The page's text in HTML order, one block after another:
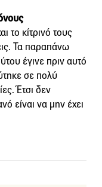
το κίτρινό τους
Τα παραπάνω
έγινε πριν αυτό
σε πολύ
Έτσι δεν
είναι να μην έχει